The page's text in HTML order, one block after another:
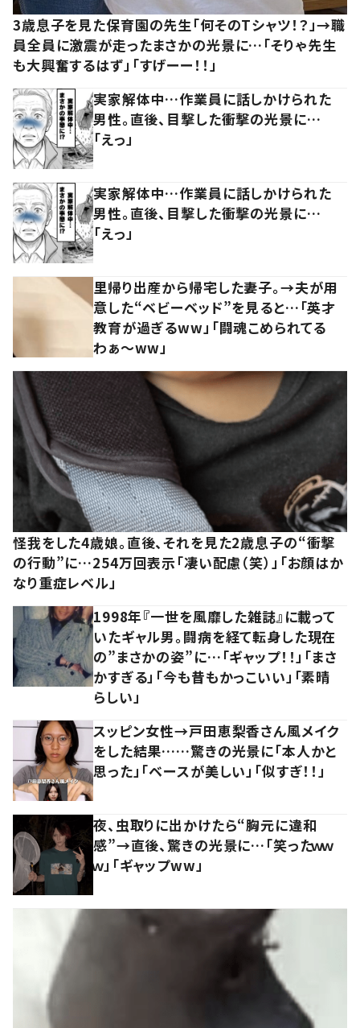
3歳息子を見た保育園の先生「何そのTシャツ！？」→職
員全員に激震が走ったまさかの光景に…「そりゃ先生
も大興奮するはず」「すげーー！！」
実家解体中…作業員に話しかけられた
男性。直後、目撃した衝撃の光景に…
「えっ」
実家解体中…作業員に話しかけられた
男性。直後、目撃した衝撃の光景に…
「えっ」
里帰り出産から帰宅した妻子。→夫が用
意した“ベビーベッド”を見ると…「英才
教育が過ぎるww」「闘魂こめられてる
わぁ～ww」
怪我をした4歳娘。直後、それを見た2歳息子の“衝撃
の行動”に…254万回表示「凄い配慮（笑）」「お顔はか
なり重症レベル」
1998年『一世を風靡した雑誌』に載って
いたギャル男。闘病を経て転身した現在
の”まさかの姿”に…「ギャップ！！」「まさ
かすぎる」「今も昔もかっこいい」「素晴
らしい」
スッピン女性→戸田恵梨香さん風メイク
をした結果……驚きの光景に「本人かと
思った」「ベースが美しい」「似すぎ！！」
夜、虫取りに出かけたら“胸元に違和
感”→直後、驚きの光景に…「笑ったｗｗ
ｗ」「ギャップww」